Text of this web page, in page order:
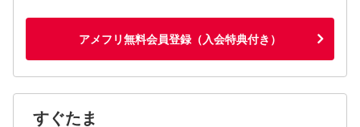
アメフリ無料会員登録（入会特典付き）
すぐたま